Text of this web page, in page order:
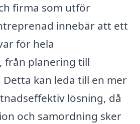
firma som utför
innebär att ett
för hela
från planering till
kan leda till en mer
lösning, då
och samordning sker